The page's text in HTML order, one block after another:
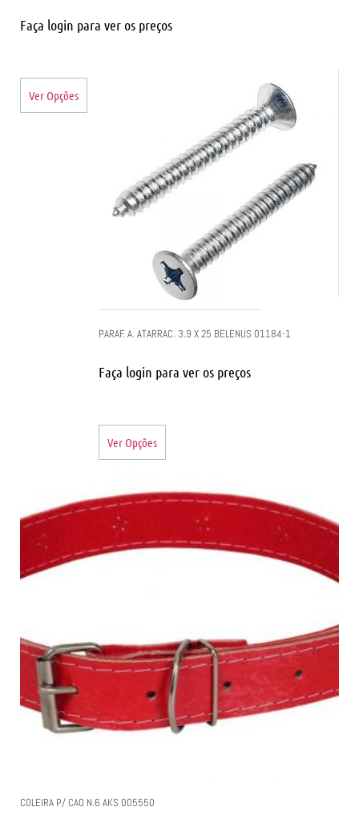
Faça login para ver os preços
Ver Opções
PARAF. A. ATARRAC. 3.9 X 25 BELENUS 01184-1
Faça login para ver os preços
Ver Opções
COLEIRA P/ CAO N.6 AKS 005550